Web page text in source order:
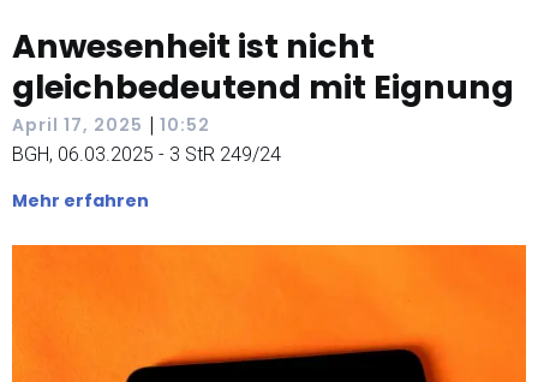
Anwesenheit ist nicht
gleichbedeutend mit Eignung
April 17, 2025 | 10:52
BGH, 06.03.2025 - 3 StR 249/24
Mehr erfahren